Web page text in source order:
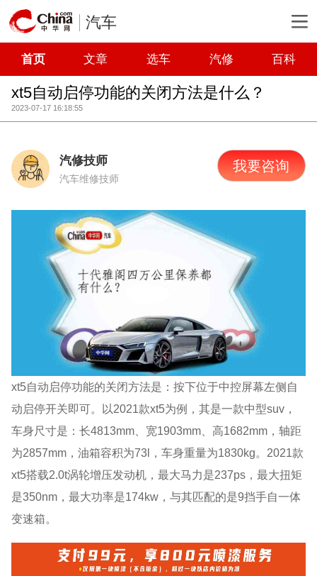
汽车
首页 文章 选车 汽修 百科
xt5自动启停功能的关闭方法是什么？
2023-07-17 16:18:55
汽修技师
汽车维修技师
我要咨询
xt5自动启停功能的关闭方法是：按下位于中控屏幕左侧自
动启停开关即可。以2021款xt5为例，其是一款中型suv，
车身尺寸是：长4813mm、宽1903mm、高1682mm，轴距
为2857mm，油箱容积为73l，车身重量为1830kg。2021款
xt5搭载2.0t涡轮增压发动机，最大马力是237ps，最大扭矩
是350nm，最大功率是174kw，与其匹配的是9挡手自一体
变速箱。